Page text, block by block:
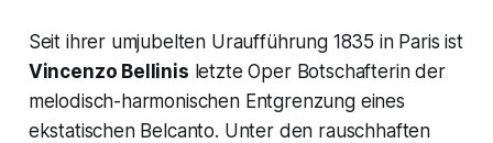
Seit ihrer umjubelten Uraufführung 1835 in Paris ist
Vincenzo Bellinis letzte Oper Botschafterin der
melodisch-harmonischen Entgrenzung eines
ekstatischen Belcanto. Unter den rauschhaften